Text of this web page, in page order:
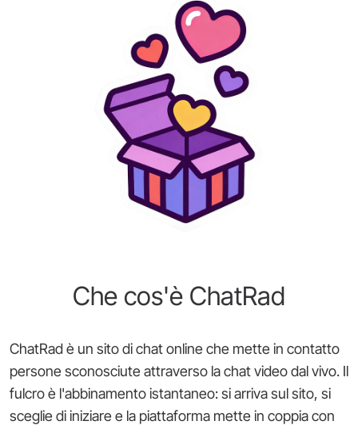
Che cos'è ChatRad
ChatRad è un sito di chat online che mette in contatto
persone sconosciute attraverso la chat video dal vivo. Il
fulcro è l'abbinamento istantaneo: si arriva sul sito, si
sceglie di iniziare e la piattaforma mette in coppia con